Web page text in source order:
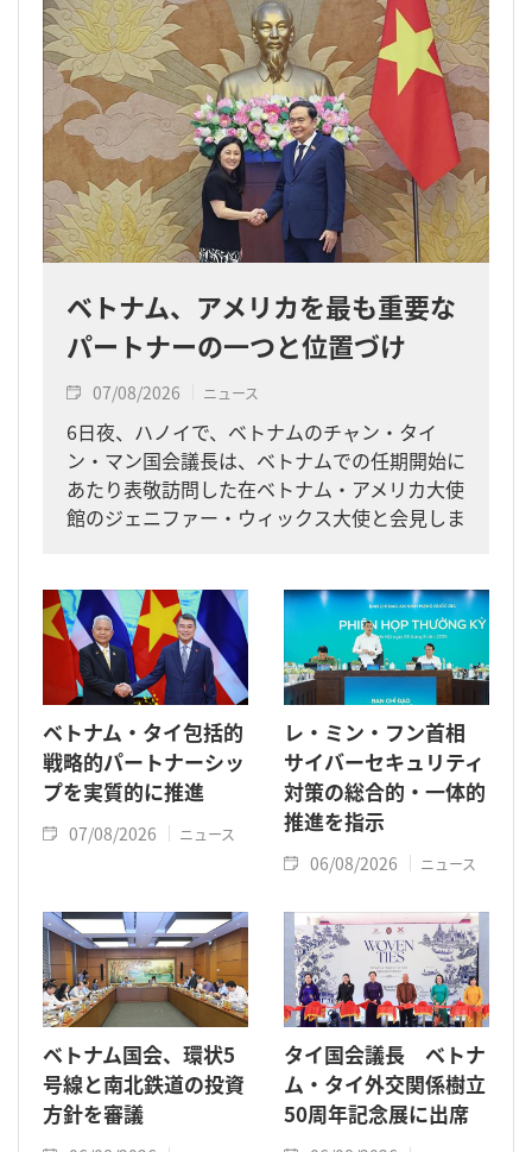
ベトナム、アメリカを最も重要な
パートナーの一つと位置づけ
07/08/2026 ニュース
6日夜、ハノイで、ベトナムのチャン・タイ
ン・マン国会議長は、ベトナムでの任期開始に
あたり表敬訪問した在ベトナム・アメリカ大使
館のジェニファー・ウィックス大使と会見しま
ベトナム・タイ包括的
戦略的パートナーシッ
プを実質的に推進
07/08/2026 ニュース
レ・ミン・フン首相
サイバーセキュリティ
対策の総合的・一体的
推進を指示
06/08/2026 ニュース
ベトナム国会、環状5
号線と南北鉄道の投資
方針を審議
タイ国会議長 ベトナ
ム・タイ外交関係樹立
50周年記念展に出席